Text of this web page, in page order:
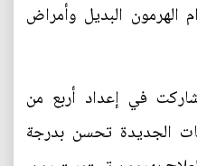
الهرمون البديل وأمراض
في إعداد أربع من
الجديدة تحسن بدرجة